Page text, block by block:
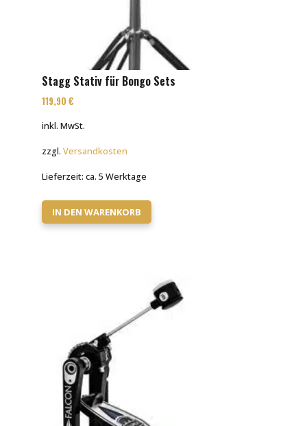
Stagg Stativ für Bongo Sets
119,90 €
inkl. MwSt.
zzgl. Versandkosten
Lieferzeit: ca. 5 Werktage
IN DEN WARENKORB